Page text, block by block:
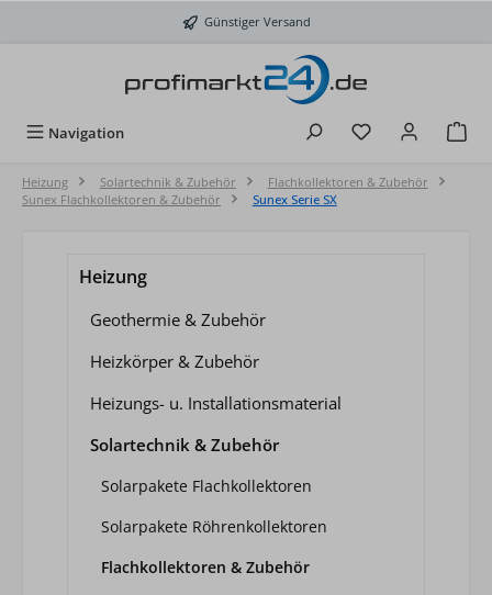
Günstiger Versand
Navigation Du hast 0
Heizung Solartechnik & Zubehör
Flachkollektoren & Zubehör
Sunex Flachkollektoren & Zubehör
Sunex Serie SX
Heizung
Geothermie & Zubehör
Heizkörper & Zubehör
Heizungs- u. Installationsmaterial
Solartechnik & Zubehör
Solarpakete Flachkollektoren
Solarpakete Röhrenkollektoren
Flachkollektoren & Zubehör